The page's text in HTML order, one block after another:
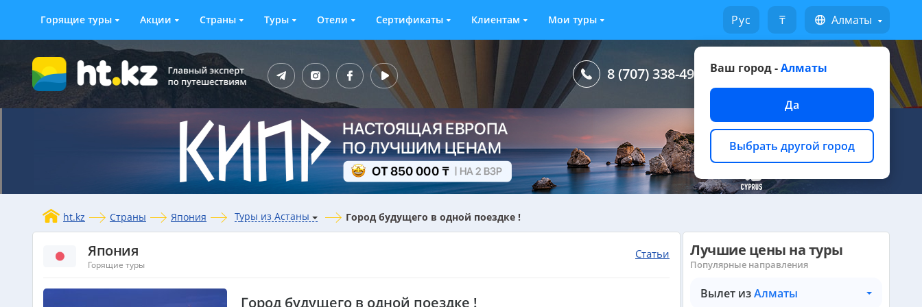
Горящие туры Акции Страны Туры Отели Сертификаты Клиентам Мои туры Русский ₸ Алматы
Ваш город -Алматы
Да
Выбрать другой город
8 (707) 338-49-49 Написать на WhatsApp
ht.kz Страны Япония Туры из Астаны Город будущего в одной поездке !
Статьи
Япония
Горящие туры
Город будущего в одной поездке !
Лучшие цены на туры
Популярные направления
Вылет изАлматы